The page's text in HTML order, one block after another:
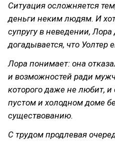
Ситуация осложняется
деньги неким людям. И
супругу в неведении,
догадывается, что Уолтер
Лора понимает: она
и возможностей ради
которого даже не любит, и
пустом и холодном доме
существованию.
С трудом продлевая